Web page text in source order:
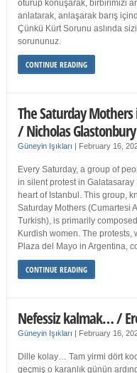
oturup konuşarak, birbirimizi
anlatarak, anlaşarak barış
Çünkü Kürt Sorunu aslında
sorununuz.
CONTINUE READING
The Saturday
/ Nicholas Glastonbury
Güneyin Işıkları | February 16,
Every Saturday, a group of
in silent protest in Galatasaray
heart of Istanbul. This group,
Saturday Mothers (Cumartesi
Turkish), is primarily
Kurdish women. The protests,
Plaza del Mayo in Argentina,
CONTINUE READING
Nefessiz kalmak… /
Güneyin Işıkları | February 16,
Dille kolay… Tam yirmi dört
geçmiş o karanlık günün